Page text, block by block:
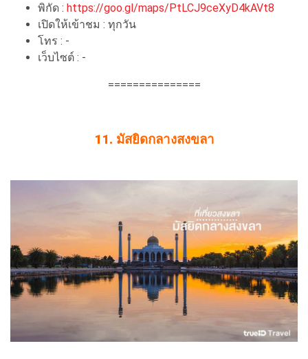
พิกัด : https://goo.gl/maps/PtLCJ9ceXyD4kAVt8
เปิดให้เข้าชม : ทุกวัน
โทร : -
เว็บไซต์ : -
===============
11. มัสยิดกลางสงขลา